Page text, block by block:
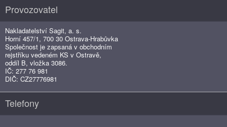
Provozovatel
Nakladatelství Sagit, a. s.
Horní 457/1, 700 30 Ostrava-Hrabůvka
Společnost je zapsaná v obchodním
rejstříku vedeném KS v Ostravě,
oddíl B, vložka 3086.
IČ: 277 76 981
DIČ: CZ27776981
Telefony